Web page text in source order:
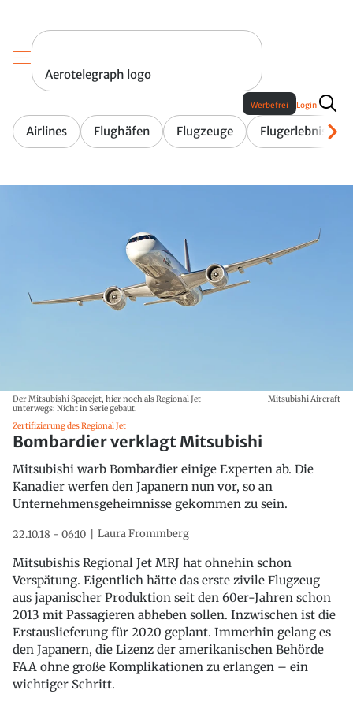
Aerotelegraph logo
Airlines Flughäfen Flugzeuge Flugerlebnis
Werbefrei Login
Der Mitsubishi Spacejet, hier noch als Regional Jet
unterwegs: Nicht in Serie gebaut.
Mitsubishi Aircraft
Zertifizierung des Regional Jet
Bombardier verklagt Mitsubishi
Mitsubishi warb Bombardier einige Experten ab. Die
Kanadier werfen den Japanern nun vor, so an
Unternehmensgeheimnisse gekommen zu sein.
22.10.18 - 06:10 Laura Frommberg
Mitsubishis Regional Jet MRJ hat ohnehin schon
Verspätung. Eigentlich hätte das erste zivile Flugzeug
aus japanischer Produktion seit den 60er-Jahren schon
2013 mit Passagieren abheben sollen. Inzwischen ist die
Erstauslieferung für 2020 geplant. Immerhin gelang es
den Japanern, die Lizenz der amerikanischen Behörde
FAA ohne große Komplikationen zu erlangen – ein
wichtiger Schritt.